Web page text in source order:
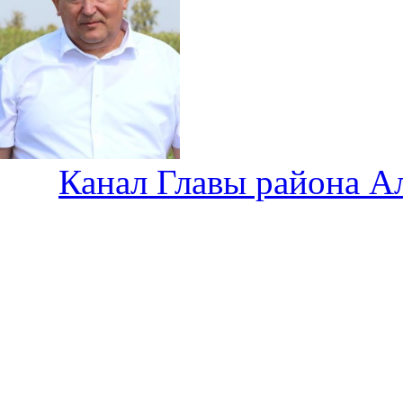
Канал Главы района